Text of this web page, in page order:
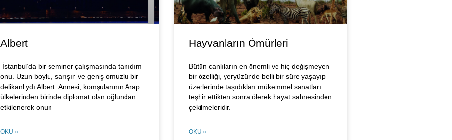
Albert
İstanbul’da bir seminer çalışmasında tanıdım
onu. Uzun boylu, sarışın ve geniş omuzlu bir
delikanlıydı Albert. Annesi, komşularının Arap
ülkelerinden birinde diplomat olan oğlundan
etkilenerek onun
OKU »
Hayvanların Ömürleri
Bütün canlıların en önemli ve hiç değişmeyen
bir özelliği, yeryüzünde belli bir süre yaşayıp
üzerlerinde taşıdıkları mükemmel sanatları
teşhir ettikten sonra ölerek hayat sahnesinden
çekilmeleridir.
OKU »